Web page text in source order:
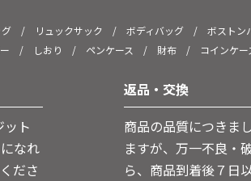
/ リュックサック / ボディバッグ / ボストン
/ しおり / ペンケース / 財布/ コインケー
ット
なれ
ださ
返品・交換
商品の品質につきま
ますが、万一不良・
ら、商品到着後７日